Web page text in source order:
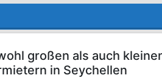
großen als auch
in Seychellen